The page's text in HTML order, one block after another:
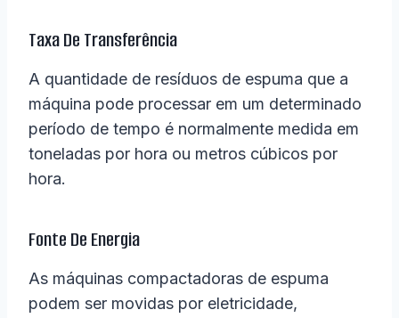
Taxa De Transferência
A quantidade de resíduos de espuma que a
máquina pode processar em um determinado
período de tempo é normalmente medida em
toneladas por hora ou metros cúbicos por
hora.
Fonte De Energia
As máquinas compactadoras de espuma
podem ser movidas por eletricidade,